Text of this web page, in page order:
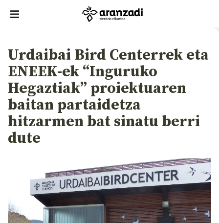
Urdaibai Bird Centerrek eta
ENEEK-ek “Inguruko
Hegaztiak” proiektuaren
baitan partaidetza
hitzarmen bat sinatu berri
dute